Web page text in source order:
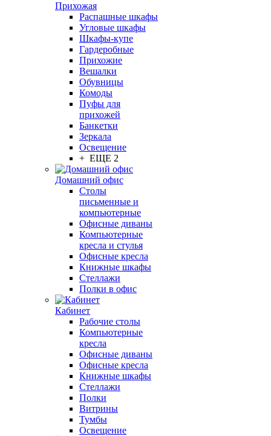
Прихожая
Распашные шкафы
Угловые шкафы
Шкафы-купе
Гардеробные
Прихожие
Вешалки
Обувницы
Комоды
Пуфы для
прихожей
Банкетки
Зеркала
Освещение
+ ЕЩЕ 2
Домашний офис
Столы
письменные и
компьютерные
Офисные диваны
Компьютерные
кресла и стулья
Офисные кресла
Книжные шкафы
Стеллажи
Полки в офис
Кабинет
Рабочие столы
Компьютерные
кресла
Офисные диваны
Офисные кресла
Книжные шкафы
Стеллажи
Полки
Витрины
Тумбы
Освещение